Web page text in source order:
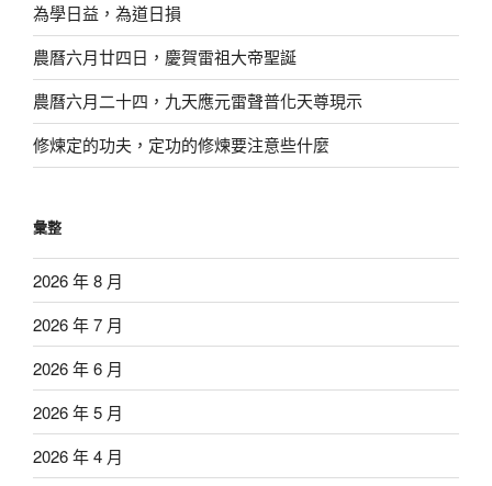
為學日益，為道日損
農曆六月廿四日，慶賀雷祖大帝聖誕
農曆六月二十四，九天應元雷聲普化天尊現示
修煉定的功夫，定功的修煉要注意些什麼
彙整
2026 年 8 月
2026 年 7 月
2026 年 6 月
2026 年 5 月
2026 年 4 月